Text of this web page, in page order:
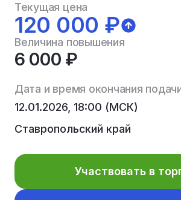
Текущая цена
120 000 ₽
Величина повышения
6 000 ₽
Дата и время окончания
12.01.2026, 18:00 (МСК)
Ставропольский край
Участвовать в